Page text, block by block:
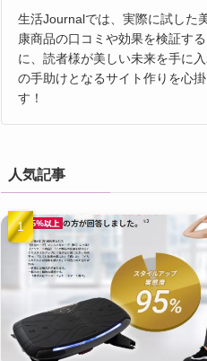
生活Journalでは、実際に試した
康商品の口コミや効果を検証す
に、読者様が美しい未来を手に
の手助けとなるサイト作りを心
す！
人気記事